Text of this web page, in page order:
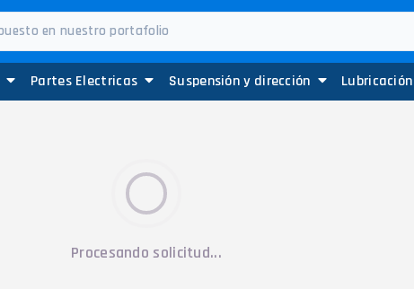
Partes Electricas Suspensión y dirección Lubricación
Procesando solicitud...